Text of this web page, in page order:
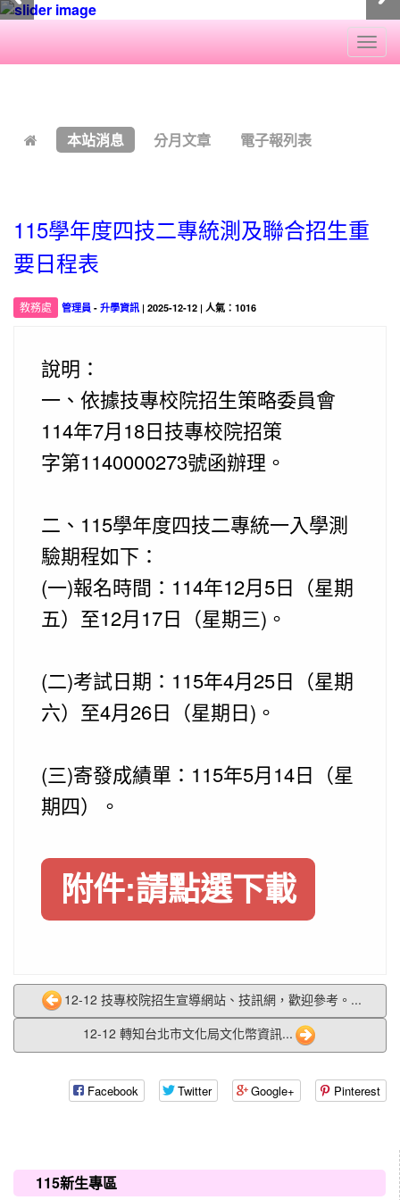
本站消息 分月文章 電子報列表
115學年度四技二專統測及聯合招生重
要日程表
教務處 管理員 -升學資訊 | 2025-12-12 | 人氣：1016
說明：
一、依據技專校院招生策略委員會
114年7月18日技專校院招策
字第1140000273號函辦理。
二、115學年度四技二專統一入學測
驗期程如下：
(一)報名時間：114年12月5日（星期
五）至12月17日（星期三)。
(二)考試日期：115年4月25日（星期
六）至4月26日（星期日)。
(三)寄發成績單：115年5月14日（星
期四）。
附件:請點選下載
12-12 技專校院招生宣導網站、技訊網，歡迎參考。...
12-12 轉知台北市文化局文化幣資訊...
Facebook Twitter Google+ Pinterest
115新生專區